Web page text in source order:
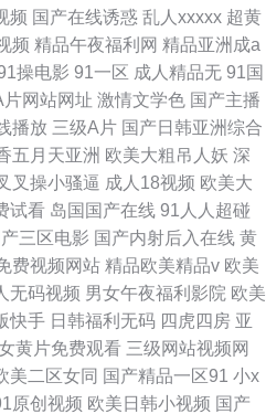
频 国产在线诱惑 乱人xxxxx 超黄
频 精品午夜福利网 精品亚洲成a
操电影 91一区 成人精品无 91国
片网站网址 激情文学色 国产主播
播放 三级A片 国产日韩亚洲综合
五月天亚洲 欧美大粗吊人妖 深
叉操小骚逼 成人18视频 欧美大
试看 岛国国产在线 91人人超碰
三区电影 国产内射后入在线 黄
费视频网站 精品欧美精品v 欧美
无码视频 男女午夜福利影院 欧美
快手 日韩福利无码 四虎四房 亚
黄片免费观看 三级网站视频网
美二区女同 国产精品一区91 小x
原创视频 欧美日韩小视频 国产